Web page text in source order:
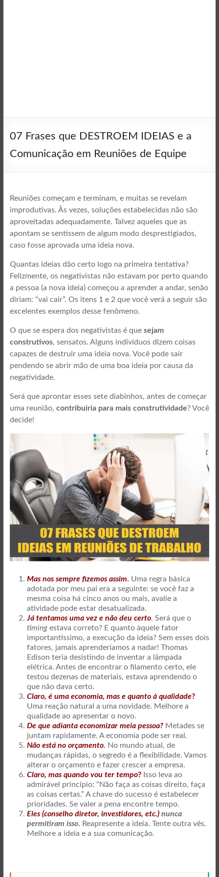
07 Frases que DESTROEM IDEIAS e a
Comunicação em Reuniões de Equipe
Reuniões começam e terminam, e muitas se revelam
improdutivas. Às vezes, soluções estabelecidas não são
aproveitadas adequadamente. Talvez aqueles que as
apontam se sentissem de algum modo desprestigiados,
caso fosse aprovada uma ideia nova.
Quantas ideias dão certo logo na primeira tentativa?
Felizmente, os negativistas não estavam por perto quando
a pessoa (a nova ideia) começou a aprender a andar, senão
diriam: “vai cair”. Os itens 1 e 2 que você verá a seguir são
excelentes exemplos desse fenômeno.
O que se espera dos negativistas é que sejam
construtivos, sensatos. Alguns indivíduos dizem coisas
capazes de destruir uma ideia nova. Você pode sair
pendendo se abrir mão de uma boa ideia por causa da
negatividade.
Será que aprontar esses sete diabinhos, antes de começar
uma reunião, contribuiria para mais construtividade? Você
decide!
Mas nos sempre fizemos assim. Uma regra básica
adotada por meu pai era a seguinte: se você faz a
mesma coisa há cinco anos ou mais, avalie a
atividade pode estar desatualizada.
Já tentamos uma vez e não deu certo. Será que o
timing estava correto? E quanto àquele fator
importantíssimo, a execução da ideia? Sem esses dois
fatores, jamais aprenderíamos a nadar! Thomas
Edison teria desistindo de inventar a lâmpada
elétrica. Antes de encontrar o filamento certo, ele
testou dezenas de materiais, estava aprendendo o
que não dava certo.
Claro, é uma economia, mas e quanto à qualidade?
Uma reação natural a uma novidade. Melhore a
qualidade ao apresentar o novo.
De que adianta economizar meia pessoa? Metades se
juntam rapidamente. A economia pode ser real.
Não está no orçamento. No mundo atual, de
mudanças rápidas, o segredo é a flexibilidade. Vamos
alterar o orçamento e fazer crescer a empresa.
Claro, mas quando vou ter tempo?Isso leva ao
admirável principio: “Não faça as coisas direito, faça
as coisas certas.” A chave do sucesso é estabelecer
prioridades. Se valer a pena encontre tempo.
Eles (conselho diretor, investidores, etc.)nunca
permitiram isso. Reapresente a ideia. Tente outra vês.
Melhore a ideia e a sua comunicação.